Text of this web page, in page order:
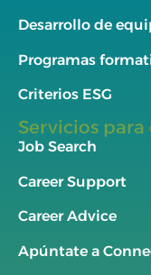
Desarrollo de
Programas
Criterios ESG
Servicios
Job Search
Career Support
Career Advice
Apúntate a